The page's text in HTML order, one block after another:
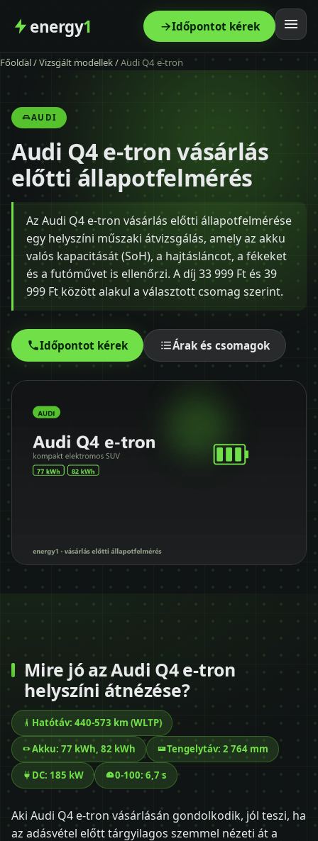
energy1 Időpontot kérek
Főoldal
Szolgáltatás
Árak
Modellek
Kapcsolat
Blog
+36 30 680 7511
Főoldal/Vizsgált modellek/Audi Q4 e-tron
AUDI
Audi Q4 e-tron vásárlás
előtti állapotfelmérés
Az Audi Q4 e-tron vásárlás előtti állapotfelmérése
egy helyszíni műszaki átvizsgálás, amely az akku
valós kapacitását (SoH), a hajtásláncot, a fékeket
és a futóművet is ellenőrzi. A díj 33 999 Ft és 39
999 Ft között alakul a választott csomag szerint.
Időpontot kérek Árak és csomagok
Mire jó az Audi Q4 e-tron
helyszíni átnézése?
Hatótáv: 440-573 km (WLTP)
Akku: 77 kWh, 82 kWh Tengelytáv: 2 764 mm
DC: 185 kW 0-100: 6,7 s
Aki Audi Q4 e-tron vásárlásán gondolkodik, jól teszi, ha
az adásvétel előtt tárgyilagos szemmel nézeti át a